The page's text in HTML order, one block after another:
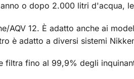
o dopo 2.000 litri d'acqua,
AQV 12. È adatto anche ai
è adatto a diversi sistemi
filtra fino al 99,9% degli